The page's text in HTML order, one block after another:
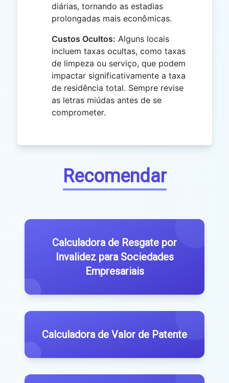
diárias, tornando as estadias
prolongadas mais econômicas.
Custos Ocultos: Alguns locais
incluem taxas ocultas, como taxas
de limpeza ou serviço, que podem
impactar significativamente a taxa
de residência total. Sempre revise
as letras miúdas antes de se
comprometer.
Recomendar
Calculadora de Resgate por
Invalidez para Sociedades
Empresariais
Calculadora de Valor de Patente